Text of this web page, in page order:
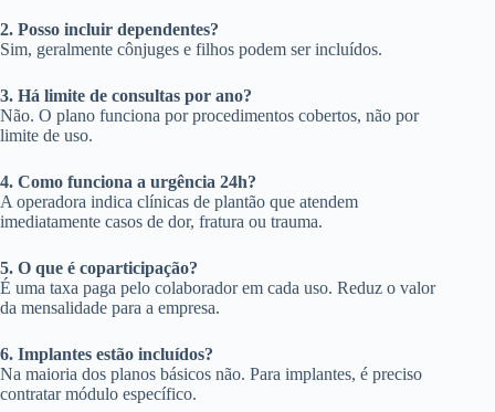
2. Posso incluir dependentes?
Sim, geralmente cônjuges e filhos podem ser incluídos.
3. Há limite de consultas por ano?
Não. O plano funciona por procedimentos cobertos, não por
limite de uso.
4. Como funciona a urgência 24h?
A operadora indica clínicas de plantão que atendem
imediatamente casos de dor, fratura ou trauma.
5. O que é coparticipação?
É uma taxa paga pelo colaborador em cada uso. Reduz o valor
da mensalidade para a empresa.
6. Implantes estão incluídos?
Na maioria dos planos básicos não. Para implantes, é preciso
contratar módulo específico.